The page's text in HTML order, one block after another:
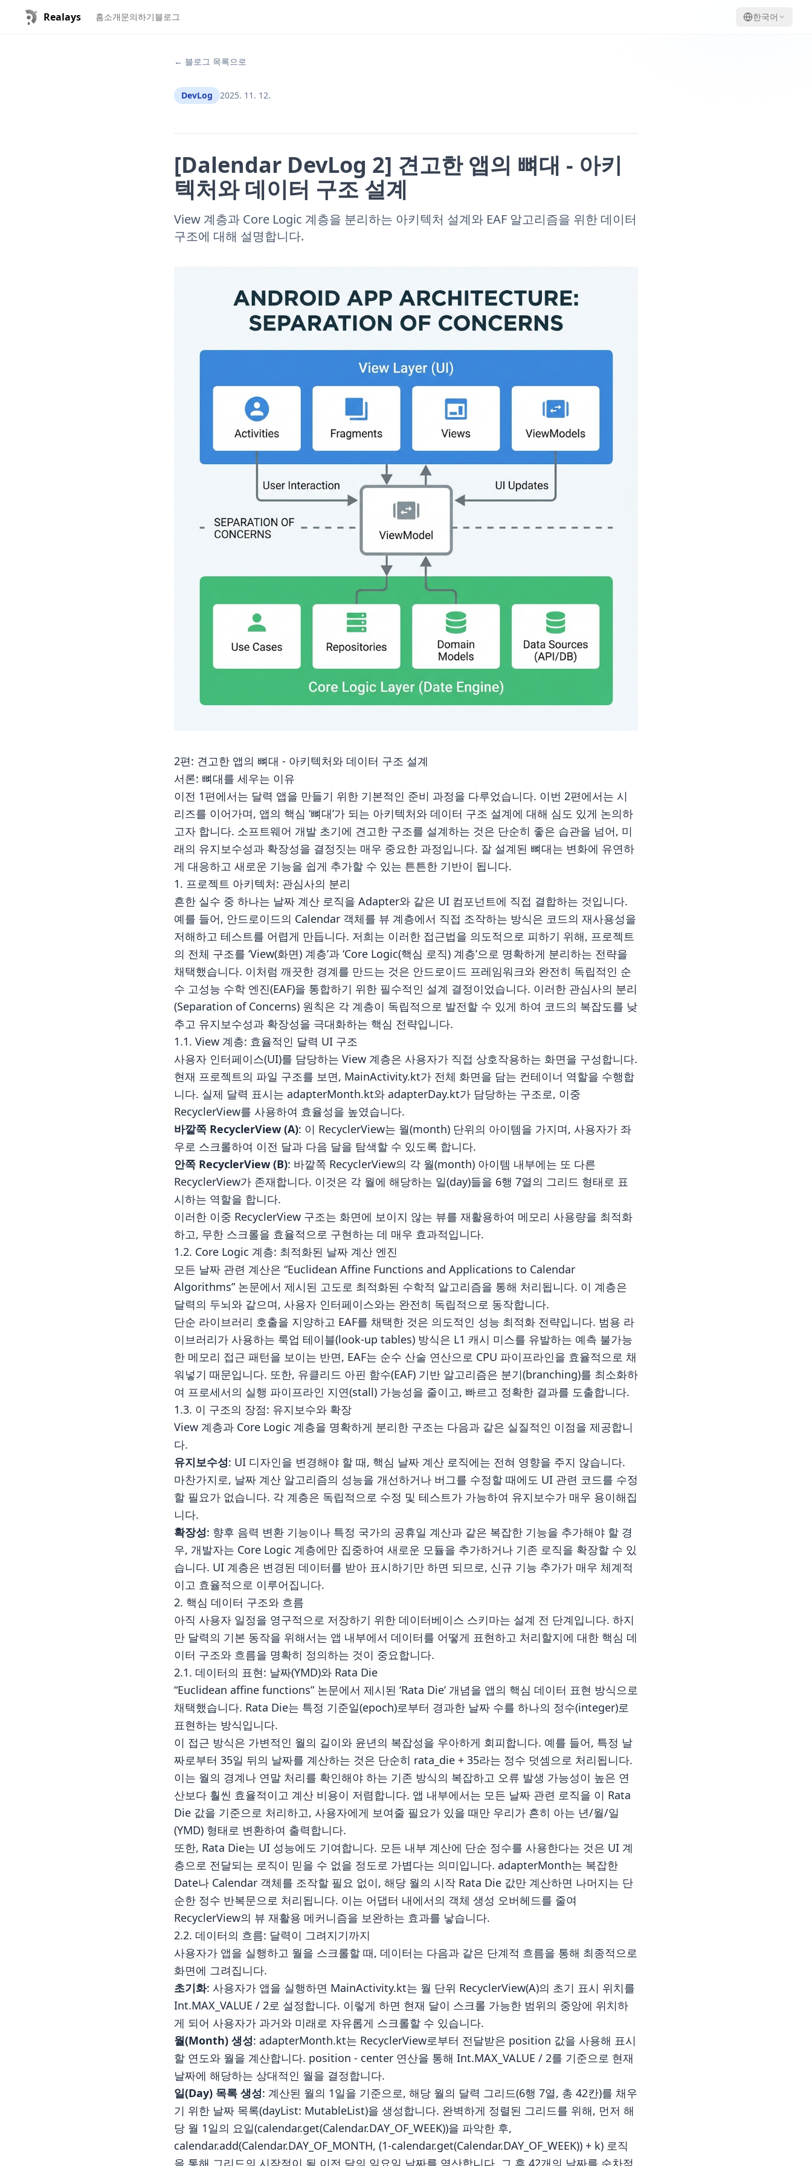
Realays 홈소개문의하기블로그 한국어
← 블로그 목록으로
DevLog 2025. 11. 12.
[Dalendar DevLog 2] 견고한 앱의 뼈대 - 아키
텍처와 데이터 구조 설계
View 계층과 Core Logic 계층을 분리하는 아키텍처 설계와 EAF 알고리즘을 위한 데이터
구조에 대해 설명합니다.
2편: 견고한 앱의 뼈대 - 아키텍처와 데이터 구조 설계
서론: 뼈대를 세우는 이유
이전 1편에서는 달력 앱을 만들기 위한 기본적인 준비 과정을 다루었습니다. 이번 2편에서는 시
리즈를 이어가며, 앱의 핵심 ‘뼈대’가 되는 아키텍처와 데이터 구조 설계에 대해 심도 있게 논의하
고자 합니다. 소프트웨어 개발 초기에 견고한 구조를 설계하는 것은 단순히 좋은 습관을 넘어, 미
래의 유지보수성과 확장성을 결정짓는 매우 중요한 과정입니다. 잘 설계된 뼈대는 변화에 유연하
게 대응하고 새로운 기능을 쉽게 추가할 수 있는 튼튼한 기반이 됩니다.
1. 프로젝트 아키텍처: 관심사의 분리
흔한 실수 중 하나는 날짜 계산 로직을 Adapter와 같은 UI 컴포넌트에 직접 결합하는 것입니다.
예를 들어, 안드로이드의 Calendar 객체를 뷰 계층에서 직접 조작하는 방식은 코드의 재사용성을
저해하고 테스트를 어렵게 만듭니다. 저희는 이러한 접근법을 의도적으로 피하기 위해, 프로젝트
의 전체 구조를 ‘View(화면) 계층’과 ‘Core Logic(핵심 로직) 계층’으로 명확하게 분리하는 전략을
채택했습니다. 이처럼 깨끗한 경계를 만드는 것은 안드로이드 프레임워크와 완전히 독립적인 순
수 고성능 수학 엔진(EAF)을 통합하기 위한 필수적인 설계 결정이었습니다. 이러한 관심사의 분리
(Separation of Concerns) 원칙은 각 계층이 독립적으로 발전할 수 있게 하여 코드의 복잡도를 낮
추고 유지보수성과 확장성을 극대화하는 핵심 전략입니다.
1.1. View 계층: 효율적인 달력 UI 구조
사용자 인터페이스(UI)를 담당하는 View 계층은 사용자가 직접 상호작용하는 화면을 구성합니다.
현재 프로젝트의 파일 구조를 보면, MainActivity.kt가 전체 화면을 담는 컨테이너 역할을 수행합
니다. 실제 달력 표시는 adapterMonth.kt와 adapterDay.kt가 담당하는 구조로, 이중
RecyclerView를 사용하여 효율성을 높였습니다.
바깥쪽 RecyclerView (A): 이 RecyclerView는 월(month) 단위의 아이템을 가지며, 사용자가 좌
우로 스크롤하여 이전 달과 다음 달을 탐색할 수 있도록 합니다.
안쪽 RecyclerView (B): 바깥쪽 RecyclerView의 각 월(month) 아이템 내부에는 또 다른
RecyclerView가 존재합니다. 이것은 각 월에 해당하는 일(day)들을 6행 7열의 그리드 형태로 표
시하는 역할을 합니다.
이러한 이중 RecyclerView 구조는 화면에 보이지 않는 뷰를 재활용하여 메모리 사용량을 최적화
하고, 무한 스크롤을 효율적으로 구현하는 데 매우 효과적입니다.
1.2. Core Logic 계층: 최적화된 날짜 계산 엔진
모든 날짜 관련 계산은 “Euclidean Affine Functions and Applications to Calendar
Algorithms” 논문에서 제시된 고도로 최적화된 수학적 알고리즘을 통해 처리됩니다. 이 계층은
달력의 두뇌와 같으며, 사용자 인터페이스와는 완전히 독립적으로 동작합니다.
단순 라이브러리 호출을 지양하고 EAF를 채택한 것은 의도적인 성능 최적화 전략입니다. 범용 라
이브러리가 사용하는 룩업 테이블(look-up tables) 방식은 L1 캐시 미스를 유발하는 예측 불가능
한 메모리 접근 패턴을 보이는 반면, EAF는 순수 산술 연산으로 CPU 파이프라인을 효율적으로 채
워넣기 때문입니다. 또한, 유클리드 아핀 함수(EAF) 기반 알고리즘은 분기(branching)를 최소화하
여 프로세서의 실행 파이프라인 지연(stall) 가능성을 줄이고, 빠르고 정확한 결과를 도출합니다.
1.3. 이 구조의 장점: 유지보수와 확장
View 계층과 Core Logic 계층을 명확하게 분리한 구조는 다음과 같은 실질적인 이점을 제공합니
다.
유지보수성: UI 디자인을 변경해야 할 때, 핵심 날짜 계산 로직에는 전혀 영향을 주지 않습니다.
마찬가지로, 날짜 계산 알고리즘의 성능을 개선하거나 버그를 수정할 때에도 UI 관련 코드를 수정
할 필요가 없습니다. 각 계층은 독립적으로 수정 및 테스트가 가능하여 유지보수가 매우 용이해집
니다.
확장성: 향후 음력 변환 기능이나 특정 국가의 공휴일 계산과 같은 복잡한 기능을 추가해야 할 경
우, 개발자는 Core Logic 계층에만 집중하여 새로운 모듈을 추가하거나 기존 로직을 확장할 수 있
습니다. UI 계층은 변경된 데이터를 받아 표시하기만 하면 되므로, 신규 기능 추가가 매우 체계적
이고 효율적으로 이루어집니다.
2. 핵심 데이터 구조와 흐름
아직 사용자 일정을 영구적으로 저장하기 위한 데이터베이스 스키마는 설계 전 단계입니다. 하지
만 달력의 기본 동작을 위해서는 앱 내부에서 데이터를 어떻게 표현하고 처리할지에 대한 핵심 데
이터 구조와 흐름을 명확히 정의하는 것이 중요합니다.
2.1. 데이터의 표현: 날짜(YMD)와 Rata Die
“Euclidean affine functions” 논문에서 제시된 ‘Rata Die’ 개념을 앱의 핵심 데이터 표현 방식으로
채택했습니다. Rata Die는 특정 기준일(epoch)로부터 경과한 날짜 수를 하나의 정수(integer)로
표현하는 방식입니다.
이 접근 방식은 가변적인 월의 길이와 윤년의 복잡성을 우아하게 회피합니다. 예를 들어, 특정 날
짜로부터 35일 뒤의 날짜를 계산하는 것은 단순히 rata_die + 35라는 정수 덧셈으로 처리됩니다.
이는 월의 경계나 연말 처리를 확인해야 하는 기존 방식의 복잡하고 오류 발생 가능성이 높은 연
산보다 훨씬 효율적이고 계산 비용이 저렴합니다. 앱 내부에서는 모든 날짜 관련 로직을 이 Rata
Die 값을 기준으로 처리하고, 사용자에게 보여줄 필요가 있을 때만 우리가 흔히 아는 년/월/일
(YMD) 형태로 변환하여 출력합니다.
또한, Rata Die는 UI 성능에도 기여합니다. 모든 내부 계산에 단순 정수를 사용한다는 것은 UI 계
층으로 전달되는 로직이 믿을 수 없을 정도로 가볍다는 의미입니다. adapterMonth는 복잡한
Date나 Calendar 객체를 조작할 필요 없이, 해당 월의 시작 Rata Die 값만 계산하면 나머지는 단
순한 정수 반복문으로 처리됩니다. 이는 어댑터 내에서의 객체 생성 오버헤드를 줄여
RecyclerView의 뷰 재활용 메커니즘을 보완하는 효과를 낳습니다.
2.2. 데이터의 흐름: 달력이 그려지기까지
사용자가 앱을 실행하고 월을 스크롤할 때, 데이터는 다음과 같은 단계적 흐름을 통해 최종적으로
화면에 그려집니다.
초기화: 사용자가 앱을 실행하면 MainActivity.kt는 월 단위 RecyclerView(A)의 초기 표시 위치를
Int.MAX_VALUE / 2로 설정합니다. 이렇게 하면 현재 달이 스크롤 가능한 범위의 중앙에 위치하
게 되어 사용자가 과거와 미래로 자유롭게 스크롤할 수 있습니다.
월(Month) 생성: adapterMonth.kt는 RecyclerView로부터 전달받은 position 값을 사용해 표시
할 연도와 월을 계산합니다. position - center 연산을 통해 Int.MAX_VALUE / 2를 기준으로 현재
날짜에 해당하는 상대적인 월을 결정합니다.
일(Day) 목록 생성: 계산된 월의 1일을 기준으로, 해당 월의 달력 그리드(6행 7열, 총 42칸)를 채우
기 위한 날짜 목록(dayList: MutableList)을 생성합니다. 완벽하게 정렬된 그리드를 위해, 먼저 해
당 월 1일의 요일(calendar.get(Calendar.DAY_OF_WEEK))을 파악한 후,
calendar.add(Calendar.DAY_OF_MONTH, (1-calendar.get(Calendar.DAY_OF_WEEK)) + k) 로직
을 통해 그리드의 시작점이 될 이전 달의 일요일 날짜를 역산합니다. 그 후 42개의 날짜를 순차적